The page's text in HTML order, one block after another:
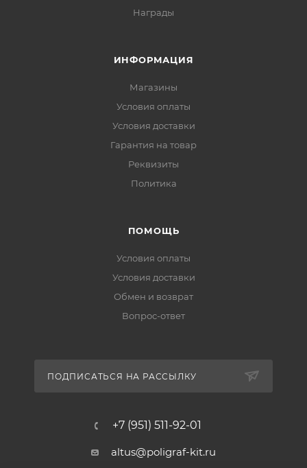
Награды
ИНФОРМАЦИЯ
Магазины
Условия оплаты
Условия доставки
Гарантия на товар
Реквизиты
Политика
ПОМОЩЬ
Условия оплаты
Условия доставки
Обмен и возврат
Вопрос-ответ
ПОДПИСАТЬСЯ НА РАССЫЛКУ
+7 (951) 511-92-01
altus@poligraf-kit.ru